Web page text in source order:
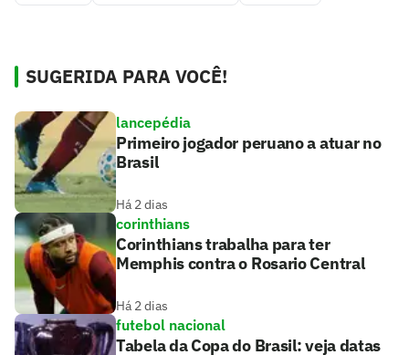
SUGERIDA PARA VOCÊ!
lancepédia
Primeiro jogador peruano a atuar no
Brasil
Há 2 dias
corinthians
Corinthians trabalha para ter
Memphis contra o Rosario Central
Há 2 dias
futebol nacional
Tabela da Copa do Brasil: veja datas